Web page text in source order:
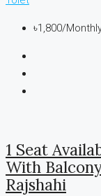
৳1,800/
1 Seat
With
Rajshahi